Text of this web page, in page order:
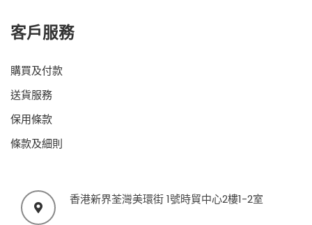
客戶服務
購買及付款
送貨服務
保用條款
條款及細則
香港新界荃灣美環街 1號時貿中心2樓1-2室